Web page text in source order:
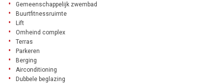
Gemeenschappelijk zwembad
Buurtfitnessruimte
Lift
Omheind complex
Terras
Parkeren
Berging
Airconditioning
Dubbele beglazing